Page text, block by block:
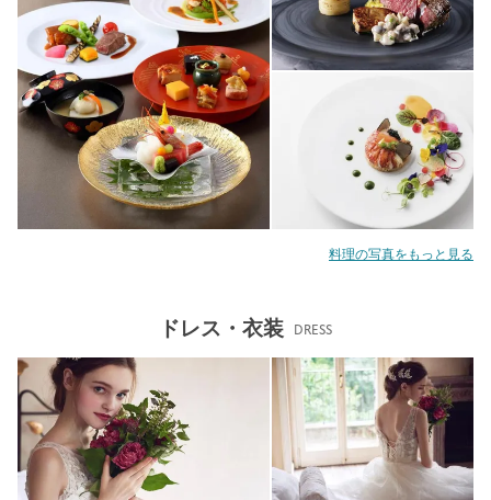
料理の写真をもっと見る
ドレス・衣装 DRESS